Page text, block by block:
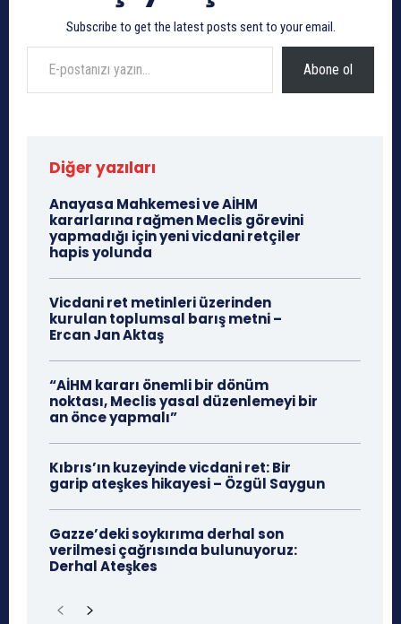
Subscribe to get the latest posts sent to your email.
E-postanızı yazın…
Abone ol
Diğer yazıları
Anayasa Mahkemesi ve AİHM
kararlarına rağmen Meclis görevini
yapmadığı için yeni vicdani retçiler
hapis yolunda
Vicdani ret metinleri üzerinden
kurulan toplumsal barış metni –
Ercan Jan Aktaş
“AİHM kararı önemli bir dönüm
noktası, Meclis yasal düzenlemeyi bir
an önce yapmalı”
Kıbrıs’ın kuzeyinde vicdani ret: Bir
garip ateşkes hikayesi – Özgül Saygun
Gazze’deki soykırıma derhal son
verilmesi çağrısında bulunuyoruz:
Derhal Ateşkes